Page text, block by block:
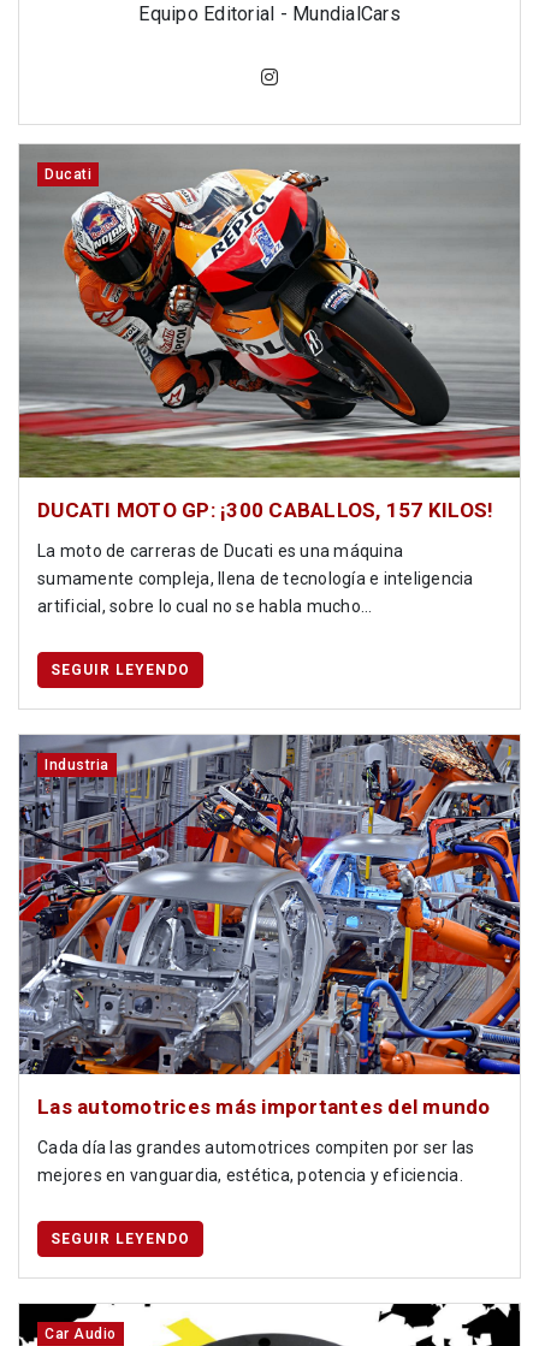
Equipo Editorial - MundialCars
Ducati
DUCATI MOTO GP: ¡300 CABALLOS, 157 KILOS!
La moto de carreras de Ducati es una máquina
sumamente compleja, llena de tecnología e inteligencia
artificial, sobre lo cual no se habla mucho...
SEGUIR LEYENDO
Industria
Las automotrices más importantes del mundo
Cada día las grandes automotrices compiten por ser las
mejores en vanguardia, estética, potencia y eficiencia.
SEGUIR LEYENDO
Car Audio